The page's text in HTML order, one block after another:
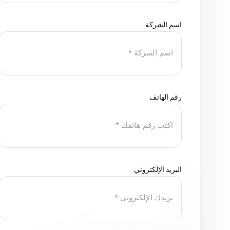
نتوجه بالشكر إلى فريق Mirror Media على جهودهم المخلصة، ونتمنى لهم مزيداً من النجاح في المستقبل.
وائل السيد
مدير العلاقات العامة، شركة الإسكندرية
للأسمدة
سعدت بالتعاون مع شركة Mirror Media في إدارة صفحات السوشيال ميديا الخاصة بمعرض A1 Auto.
من بداية التعاون لمسنا احترافية واضحة في فهم طبيعة
اسم الشركة
رقم الهاتف
البريد الإلكتروني